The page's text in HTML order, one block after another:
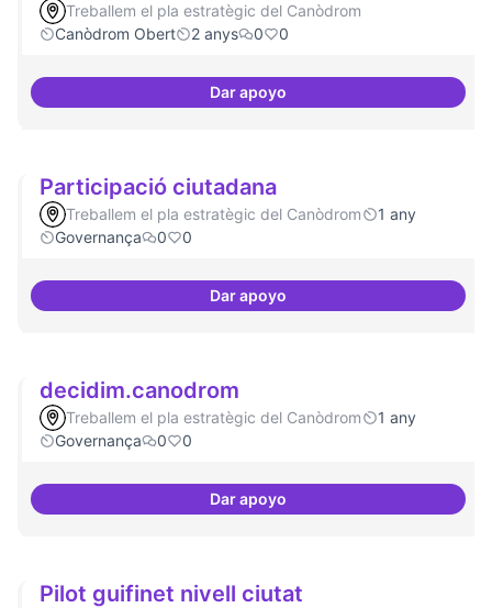
Treballem el pla estratègic del Canòdrom
Canòdrom Obert
2 anys 0 0
Dar apoyoProductes finalitzats i
Participació ciutadana
Treballem el pla estratègic del Canòdrom
1 any
Governança
0 0
Dar apoyoParticipació ciutadana
decidim.canodrom
Treballem el pla estratègic del Canòdrom
1 any
Governança
0 0
Dar apoyodecidim.canodrom
Pilot guifinet nivell ciutat